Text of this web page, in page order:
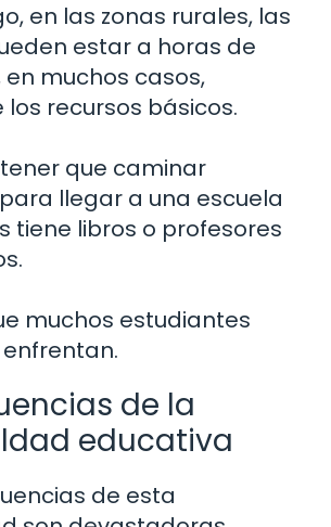
en las zonas rurales, las
estar a horas de
muchos casos,
recursos básicos.
que caminar
llegar a una escuela
tiene libros o profesores
muchos estudiantes
de la
educativa
de esta